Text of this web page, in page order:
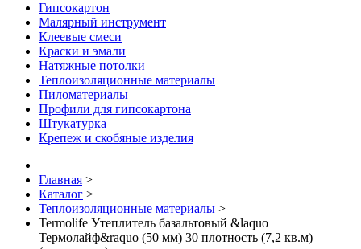
Гипсокартон
Малярный инструмент
Клеевые смеси
Краски и эмали
Натяжные потолки
Теплоизоляционные материалы
Пиломатериалы
Профили для гипсокартона
Штукатурка
Крепеж и скобяные изделия
Главная >
Каталог >
Теплоизоляционные материалы >
Termolife Утеплитель базальтовый &laquo
Термолайф&raquo (50 мм) 30 плотность (7,2 кв.м)